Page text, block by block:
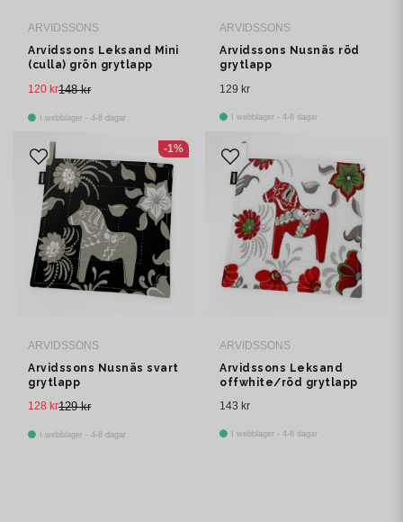
ARVIDSSONS
Arvidssons Leksand Mini
(culla) grön grytlapp
148 kr
120 kr
I webblager - 4-8 dagar
ARVIDSSONS
Arvidssons Nusnäs röd
grytlapp
129 kr
I webblager - 4-8 dagar
ARVIDSSONS
Arvidssons Nusnäs svart
grytlapp
129 kr
128 kr
I webblager - 4-8 dagar
-1%
ARVIDSSONS
Arvidssons Leksand
offwhite/röd grytlapp
143 kr
I webblager - 4-8 dagar